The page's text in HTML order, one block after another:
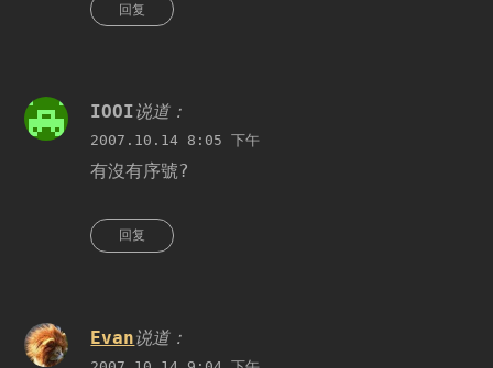
回复
IOOI说道：
2007.10.14 8:05 下午
有沒有序號?
回复
Evan说道：